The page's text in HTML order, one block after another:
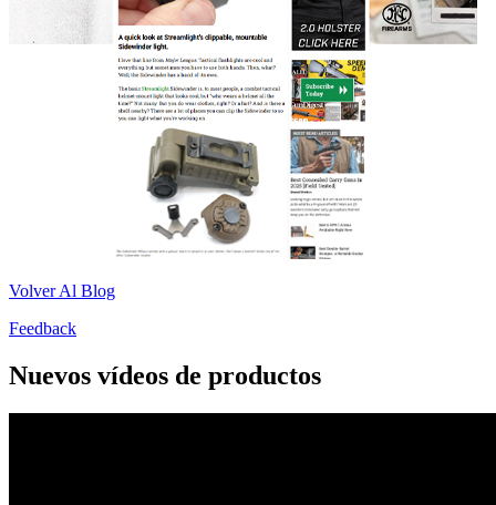
Volver Al Blog
Feedback
Nuevos vídeos de productos